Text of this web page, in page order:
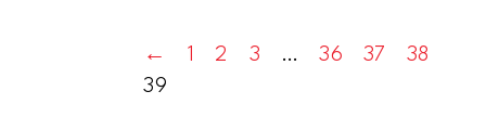
← 1 2 3 … 36 37
38
39